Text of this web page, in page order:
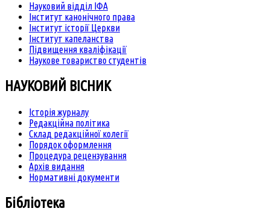
Науковий відділ ІФА
Інститут канонічного права
Інститут історії Церкви
Інститут капеланства
Підвищення кваліфікації
Наукове товариство студентів
НАУКОВИЙ ВІСНИК
Історія журналу
Редакційна політика
Склад редакційної колегії
Порядок оформлення
Процедура рецензування
Архів видання
Нормативні документи
Бібліотека